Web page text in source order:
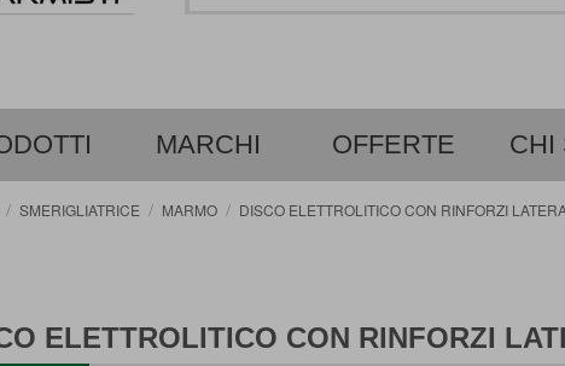
MARCHI OFFERTE CHI
SMERIGLIATRICE MARMO DISCO ELETTROLITICO CON RINFORZI
ELETTROLITICO CON RINFORZI